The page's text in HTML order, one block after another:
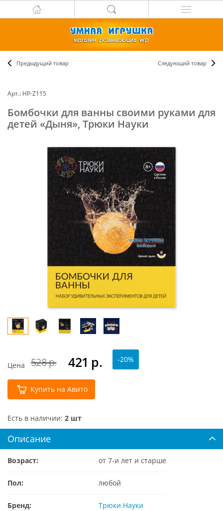
Предыдущий товар Следующий товар
Арт.: НР-Z115
Бомбочки для ванны своими руками для
детей «Дыня», Трюки Науки
Цена 528 р. 421 р. -20%
Купить на Авито
Есть в наличии: 2 шт
Описание
Возраст: от 7-и лет и старше
Пол: любой
Бренд: Трюки Науки